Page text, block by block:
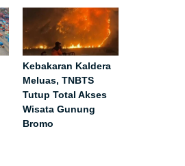
Kebakaran Kaldera
Meluas, TNBTS
Tutup Total Akses
Wisata Gunung
Bromo